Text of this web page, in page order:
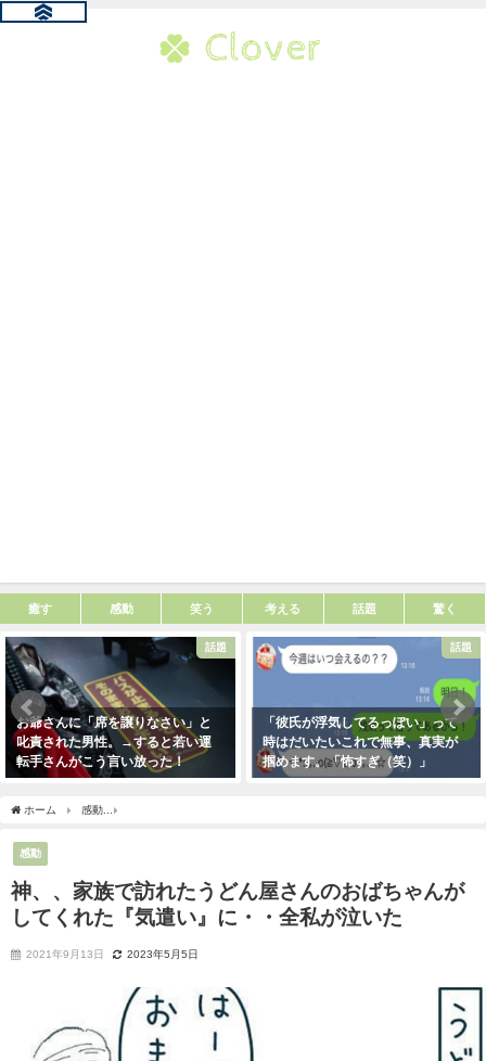
癒す 感動 笑う 考える 話題 驚く
話題
お爺さんに「席を譲りなさい」と
叱責された男性。→すると若い運
転手さんがこう言い放った！
話題
「彼氏が浮気してるっぽい」って
時はだいたいこれで無事、真実が
掴めます。「怖すぎ（笑）」
ホーム 感動
感動
神、、家族で訪れたうどん屋さんのおばちゃんが
してくれた『気遣い』に・・全私が泣いた
2021年9月13日 2023年5月5日